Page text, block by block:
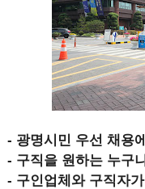
- 광명시민 우선 채용
- 구직을 원하는 누구
- 구인업체와 구직자